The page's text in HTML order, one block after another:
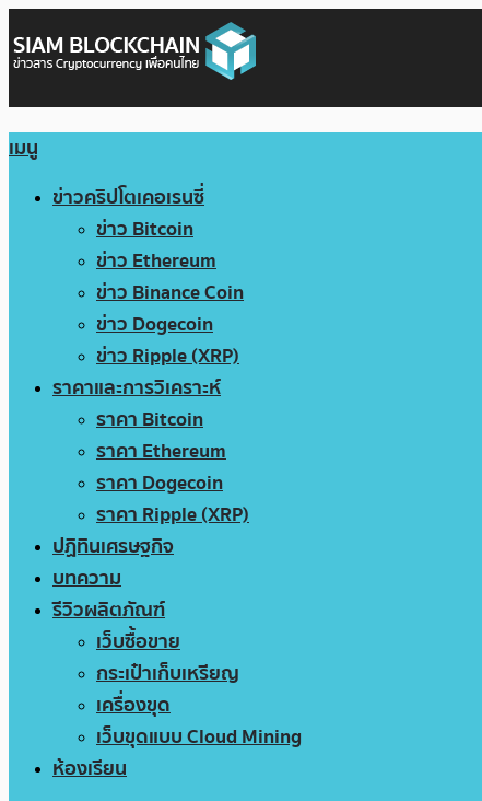
เมนู
ข่าวคริปโตเคอเรนซี่
ข่าว Bitcoin
ข่าว Ethereum
ข่าว Binance Coin
ข่าว Dogecoin
ข่าว Ripple (XRP)
ราคาและการวิเคราะห์
ราคา Bitcoin
ราคา Ethereum
ราคา Dogecoin
ราคา Ripple (XRP)
ปฏิทินเศรษฐกิจ
บทความ
รีวิวผลิตภัณฑ์
เว็บซื้อขาย
กระเป๋าเก็บเหรียญ
เครื่องขุด
เว็บขุดแบบ Cloud Mining
ห้องเรียน